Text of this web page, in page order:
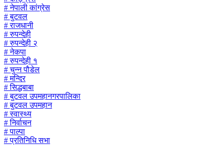
# नेपाली कांग्रेस
# बुटवल
# राजधानी
# रुपन्देही
# रुपन्देही २
# नेकपा
# रुपन्देही १
# चुन्न पौडेल
# मन्दिर
# सिद्धबाबा
# बुटवल उपमहानगरपालिका
# बुटवल उपमहान
# स्वास्थ्य
# निर्वाचन
# पाल्पा
# प्रतिनिधि सभा